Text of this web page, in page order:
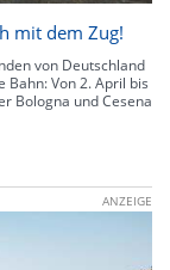
mit dem Zug!
von Deutschland
Von 2. April bis
Bologna und Cesena
ANZEIGE